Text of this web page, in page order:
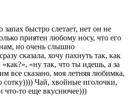
быстро слетает, нет он не
приятен любому носу, что его
но очень слышно
сказала, хочу пахнуть так, как
«ну так, что ты идешь, а за
все сказано, моя летняя любимка,
сотку)))) Чай, хвойные иголочки,
что-то еще вкуснючее)))